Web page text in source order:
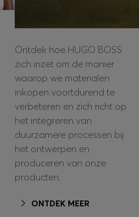
Ontdek hoe HUGO BOSS
zich inzet om de manier
waarop we materialen
inkopen voortdurend te
verbeteren en zich richt op
het integreren van
duurzamere processen bij
het ontwerpen en
produceren van onze
producten.
ONTDEK MEER